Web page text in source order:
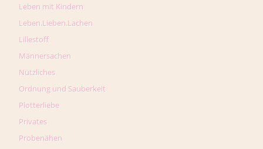
Leben mit Kindern
Leben.Lieben.Lachen
Lillestoff
Männersachen
Nützliches
Ordnung und Sauberkeit
Plotterliebe
Privates
Probenähen